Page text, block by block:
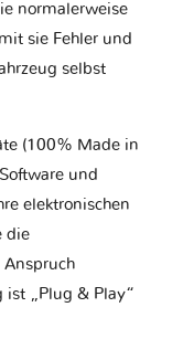
normalerweise
sie Fehler und
selbst
(100% Made in
und
elektronischen
die
Anspruch
ist „Plug & Play“